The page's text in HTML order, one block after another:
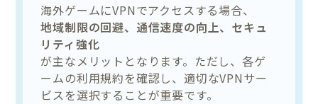
海外ゲームにVPNでアクセスする場合、
地域制限の回避、通信速度の向上、セキュ
リティ強化
が主なメリットとなります。ただし、各ゲ
ームの利用規約を確認し、適切なVPNサー
ビスを選択することが重要です。